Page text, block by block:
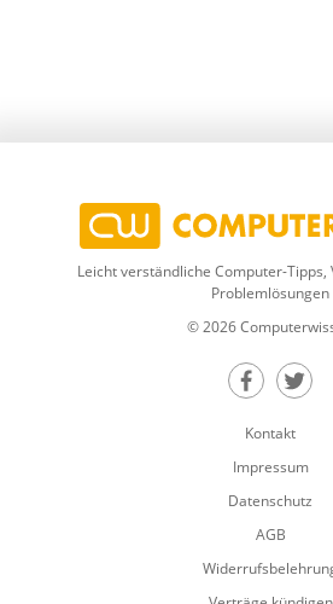
Leicht verständliche Computer-Tipps,
Problemlösungen
© 2026
Teilen auf
Kontakt
Impressum
Datenschutz
AGB